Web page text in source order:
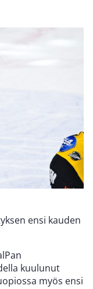
ensi kauden
kuulunut
myös ensi